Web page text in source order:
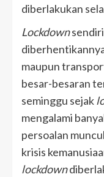
diberlakukan
Lockdownsendiri
maupun
besar-besaran
seminggu sejak
mengalami
persoalan
krisis
lockdown